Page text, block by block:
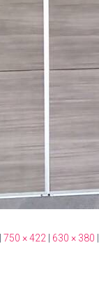
750 × 422 630 × 380